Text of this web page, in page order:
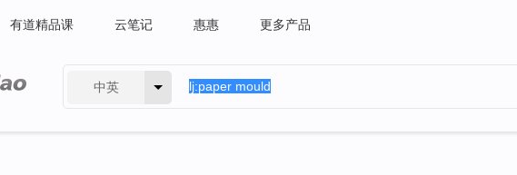
有道精品课 云笔记 惠惠 更多产品
中英